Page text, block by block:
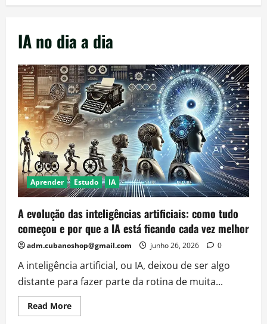
IA no dia a dia
Aprender Estudo IA
A evolução das inteligências artificiais: como tudo
começou e por que a IA está ficando cada vez melhor
adm.cubanoshop@gmail.com junho 26, 2026 0
A inteligência artificial, ou IA, deixou de ser algo
distante para fazer parte da rotina de muita...
Read MoreRead
more